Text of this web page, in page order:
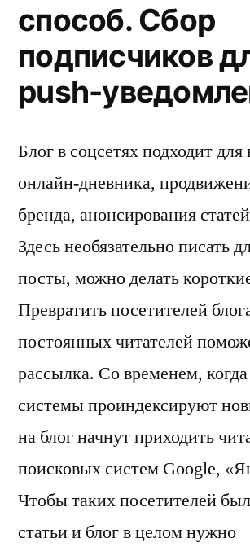
способ. Сбор
подписчиков
push-
Блог в соцсетях подходит для
онлайн-дневника,
бренда, анонсирования
Здесь необязательно писать
посты, можно делать
Превратить посетителей
постоянных читателей
рассылка. Со временем,
системы проиндексируют
на блог начнут приходить
поисковых систем Google,
Чтобы таких посетителей
статьи и блог в целом нужно